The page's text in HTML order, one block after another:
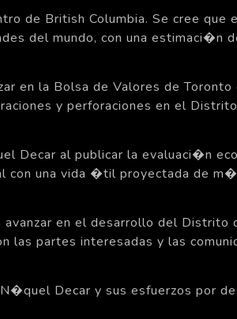
de British Columbia. Se cree que
del mundo, con una estimaci�n
en la Bolsa de Valores de Toronto
y perforaciones en el
Decar al publicar la evaluaci�n
con una vida �til proyectada de
avanzar en el desarrollo del
las partes interesadas y las
Decar y sus esfuerzos por